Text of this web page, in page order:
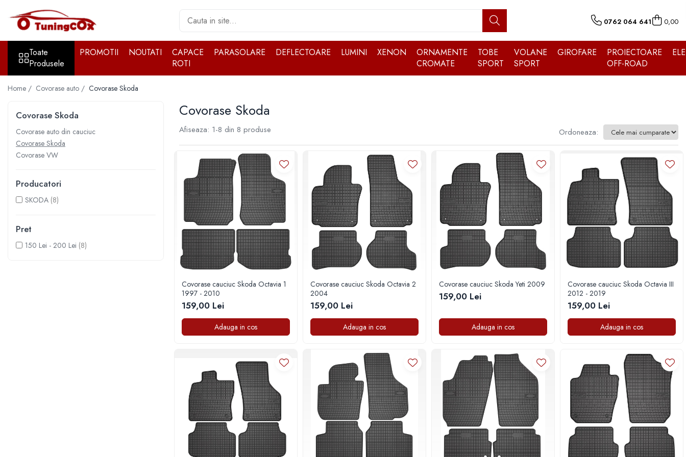
Toate Produsele
Accesorii exterior
Accesorii auto cromate
Accesorii auto inox
Antene auto
Aparatori noroi
Aparatori noroi
Bullbar
Girofare auto
Oglinzi
Pleoape
0762 064 641 0,00
Toate
Produsele
PROMOTII NOUTATI
CAPACE
ROTI
PARASOLARE DEFLECTOARE LUMINI XENON
ORNAMENTE
CROMATE
TOBE
SPORT
VOLANE
SPORT
GIROFARE
PROIECTOARE
OFF-ROAD
Home / Covorase auto / Covorase Skoda
Covorase Skoda
Covorase Skoda
Covorase auto din cauciuc
Covorase Skoda
Covorase VW
Producatori
SKODA (8)
Pret
150 Lei - 200 Lei (8)
Afiseaza: 1-8 din 8 produse Ordoneaza:
Covorase cauciuc Skoda Octavia 1
1997 - 2010
159,00 Lei
Adauga in cos
Covorase cauciuc Skoda Octavia 2
2004
159,00 Lei
Adauga in cos
Covorase cauciuc Skoda Yeti 2009
159,00 Lei
Adauga in cos
Covorase cauciuc Skoda Octavia III
2012 - 2019
159,00 Lei
Adauga in cos